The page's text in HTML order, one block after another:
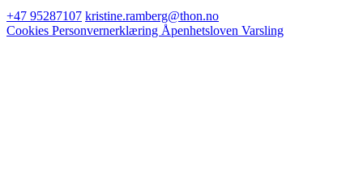
+47 95287107 kristine.ramberg@thon.no
Cookies Personvernerklæring Åpenhetsloven Varsling